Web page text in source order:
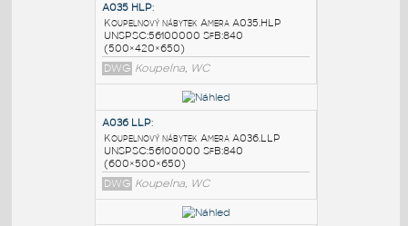
PODOBNÉ BLOKY
A035 JLP
Koupelnový nábytek Amera A035.JLP
UNSPSC:56100000 SfB:840
(500×420×650)
DWG Koupelna, WC